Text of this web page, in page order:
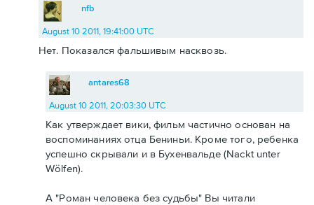
nfb
August 10 2011, 19:41:00 UTC
Нет. Показался фальшивым насквозь.
antares68
August 10 2011, 20:03:30 UTC
Как утверждает вики, фильм частично основан на
воспоминаниях отца Бениньи. Кроме того, ребенка
успешно скрывали и в Бухенвальде (Nackt unter
Wölfen).
А "Роман человека без судьбы" Вы читали